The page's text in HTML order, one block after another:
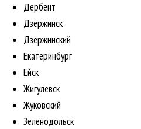
Дербент
Дзержинск
Дзержинский
Екатеринбург
Ейск
Жигулевск
Жуковский
Зеленодольск